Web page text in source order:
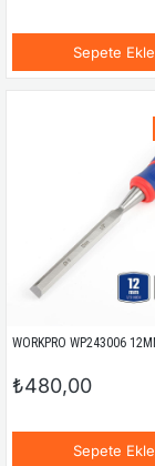
Sepete Ekle
₺480,00
Sepete Ekle